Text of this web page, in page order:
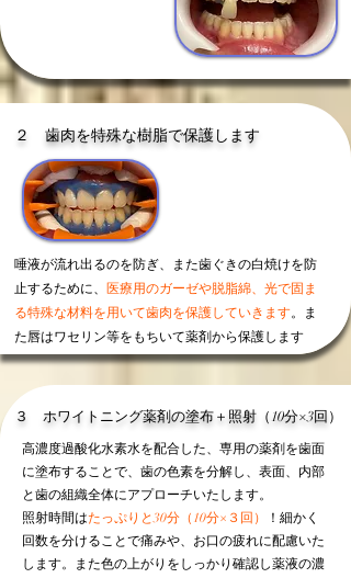
２ 歯肉を特殊な樹脂で保護します
唾液が流れ出るのを防ぎ、また歯ぐきの白焼けを防
止するために、
医療用のガーゼや脱脂綿、光で固ま
る特殊な材料を用いて歯肉を保護していきます。ま
た唇はワセリン等をもちいて薬剤から保護します
３ ホワイトニング薬剤の塗布＋照射（10分×3回 ）
高濃度過酸化水素水を配合した、専用の薬剤を歯面
に塗布することで、歯の色素を分解し、表面、内部
と歯の組織全体にアプローチいたします。
照射時間はたっぷりと30分（10分×３回）
！細かく
回数を分けることで痛みや、お口の疲れに配慮いた
します。また色の上がりをしっかり確認し薬液の濃